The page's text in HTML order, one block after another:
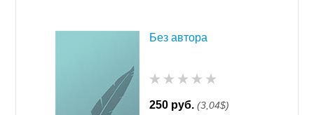
Без автора
250 руб. (3,04$)